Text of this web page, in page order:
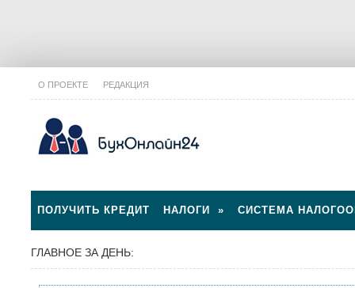
О ПРОЕКТЕ РЕДАКЦИЯ
ПОЛУЧИТЬ КРЕДИТ НАЛОГИ » СИСТЕМА
ГЛАВНОЕ ЗА ДЕНЬ: